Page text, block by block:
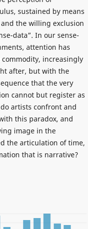
sustained by means
the willing exclusion
data”. In our sense-
attention has
commodity, increasingly
after, but with the
that the very
cannot but register as
artists confront and
this paradox, and
image in the
the articulation of time,
that is narrative?